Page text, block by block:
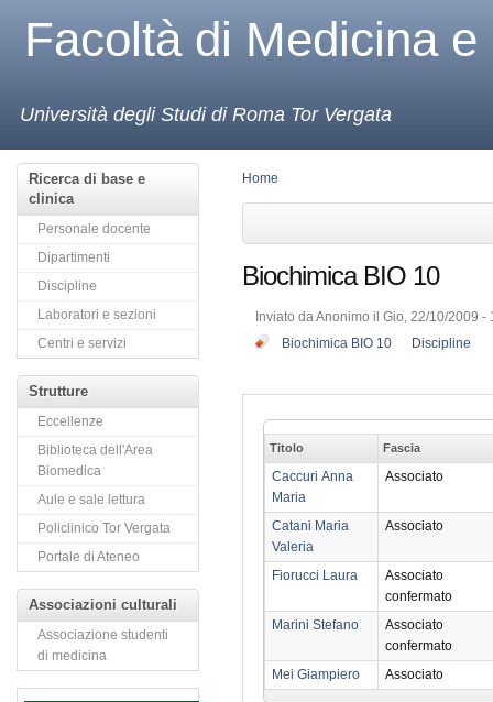
Facoltà di Medicina
Università degli Studi di Roma Tor Vergata
Ricerca di base e
clinica
Personale docente
Dipartimenti
Discipline
Laboratori e sezioni
Centri e servizi
Strutture
Eccellenze
Biblioteca dell'Area
Biomedica
Aule e sale lettura
Policlinico Tor Vergata
Portale di Ateneo
Associazioni culturali
Associazione studenti
di medicina
Home
Biochimica BIO 10
Inviato da Anonimo il Gio, 22/10/2009 -
Biochimica BIO 10
Discipline
Titolo Fascia
Caccuri Anna
Maria
Associato
Catani Maria
Valeria
Associato
Fiorucci Laura
Associato
confermato
Marini Stefano
Associato
confermato
Mei Giampiero
Associato